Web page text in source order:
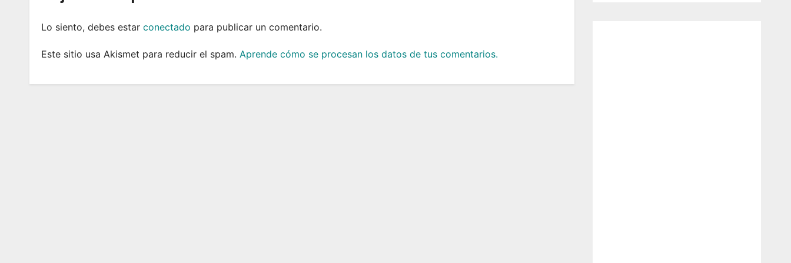
Lo siento, debes estar conectado para publicar un comentario.
Este sitio usa Akismet para reducir el spam. Aprende cómo se procesan los datos de tus comentarios.